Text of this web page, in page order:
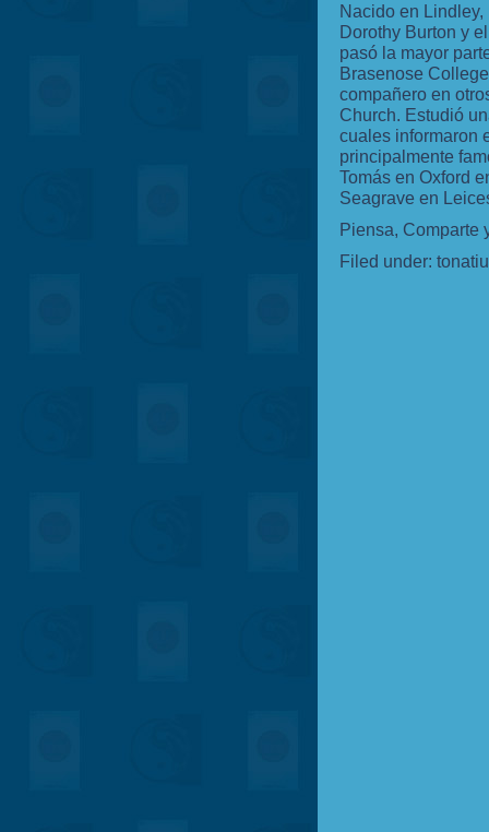
Nacido en
Dorothy Burton y
pasó la mayor
Brasenose
compañero en
Church. Estudió
cuales informaron
principalmente
Tomás en Oxford
Seagrave en
Piensa,
Filed under: